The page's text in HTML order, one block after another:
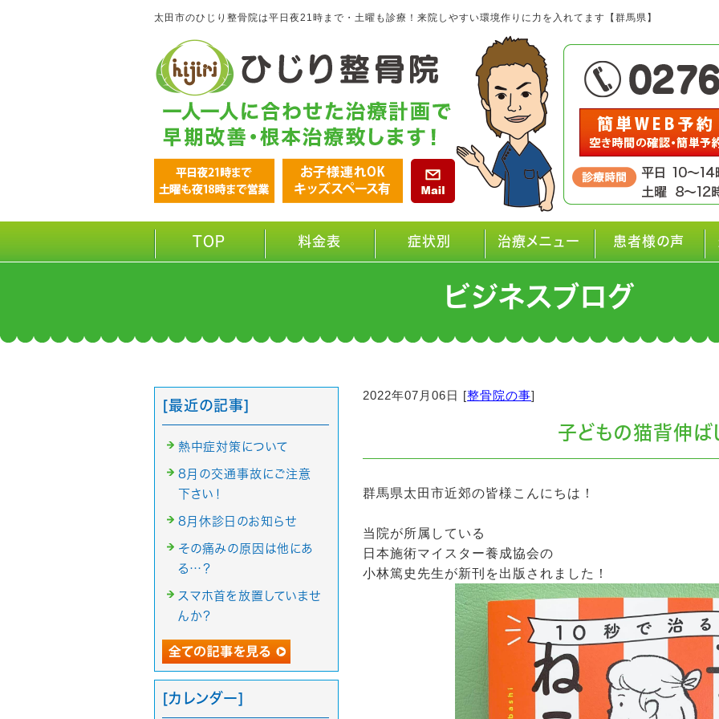
太田市のひじり整骨院は平日夜21時まで・土曜も診療！来院しやすい環境作りに力を入れてます【群馬県】
TOP 料金表 症状別 治療メニュー 患者様の声
ビジネスブログ
2022年07月06日 [整骨院の事]
子どもの猫背伸ば
群馬県太田市近郊の皆様こんにちは！
当院が所属している
日本施術マイスター養成協会の
小林篤史先生が新刊を出版されました！
[最近の記事]
熱中症対策について
8月の交通事故にご注意
下さい！
8月休診日のお知らせ
その痛みの原因は他にあ
る…？
スマホ首を放置していませ
んか？
[カレンダー]